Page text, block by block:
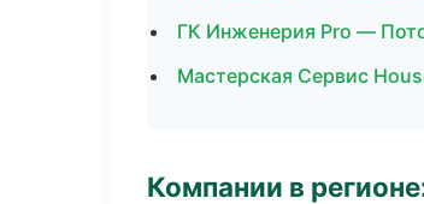
ГК Инженерия Pro —
Мастерская Сервис
Компании в